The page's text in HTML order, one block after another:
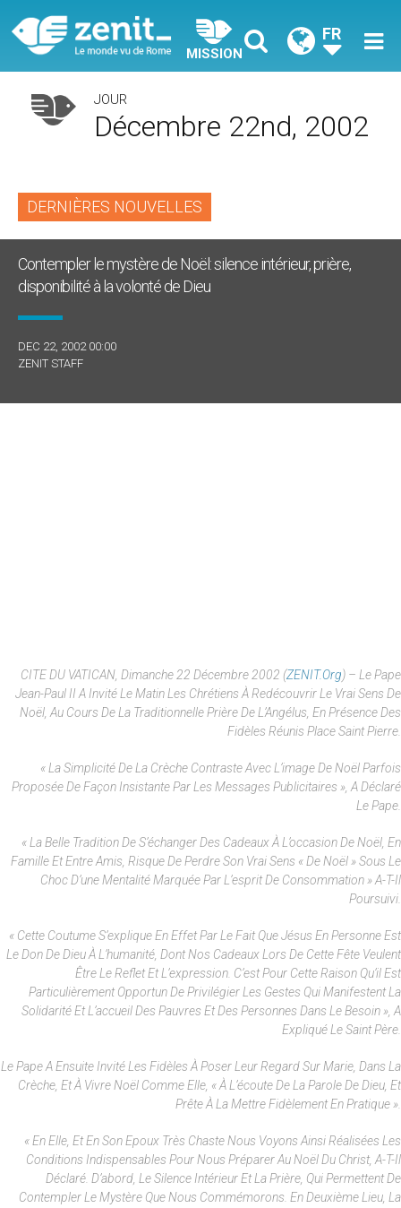
MISSION
FR
JOUR
Décembre 22nd, 2002
DERNIÈRES NOUVELLES
Contempler le mystère de Noël: silence intérieur, prière,
disponibilité à la volonté de Dieu
DEC 22, 2002 00:00
ZENIT STAFF
CITE DU VATICAN, Dimanche 22 Décembre 2002 (ZENIT.org) – Le Pape
Jean-Paul II A Invité Le Matin Les Chrétiens À Redécouvrir Le Vrai Sens De
Noël, Au Cours De La Traditionnelle Prière De L’Angélus, En Présence Des
Fidèles Réunis Place Saint Pierre.
« La Simplicité De La Crèche Contraste Avec L’image De Noël Parfois
Proposée De Façon Insistante Par Les Messages Publicitaires », A Déclaré
Le Pape.
« La Belle Tradition De S’échanger Des Cadeaux À L’occasion De Noël, En
Famille Et Entre Amis, Risque De Perdre Son Vrai Sens « De Noël » Sous Le
Choc D’une Mentalité Marquée Par L’esprit De Consommation » A-T-Il
Poursuivi.
« Cette Coutume S’explique En Effet Par Le Fait Que Jésus En Personne Est
Le Don De Dieu À L’humanité, Dont Nos Cadeaux Lors De Cette Fête Veulent
Être Le Reflet Et L’expression. C’est Pour Cette Raison Qu’il Est
Particulièrement Opportun De Privilégier Les Gestes Qui Manifestent La
Solidarité Et L’accueil Des Pauvres Et Des Personnes Dans Le Besoin », A
Expliqué Le Saint Père.
Le Pape A Ensuite Invité Les Fidèles À Poser Leur Regard Sur Marie, Dans La
Crèche, Et À Vivre Noël Comme Elle, « À L’écoute De La Parole De Dieu, Et
Prête À La Mettre Fidèlement En Pratique ».
« En Elle, Et En Son Epoux Très Chaste Nous Voyons Ainsi Réalisées Les
Conditions Indispensables Pour Nous Préparer Au Noël Du Christ, A-T-Il
Déclaré. D’abord, Le Silence Intérieur Et La Prière, Qui Permettent De
Contempler Le Mystère Que Nous Commémorons. En Deuxième Lieu, La